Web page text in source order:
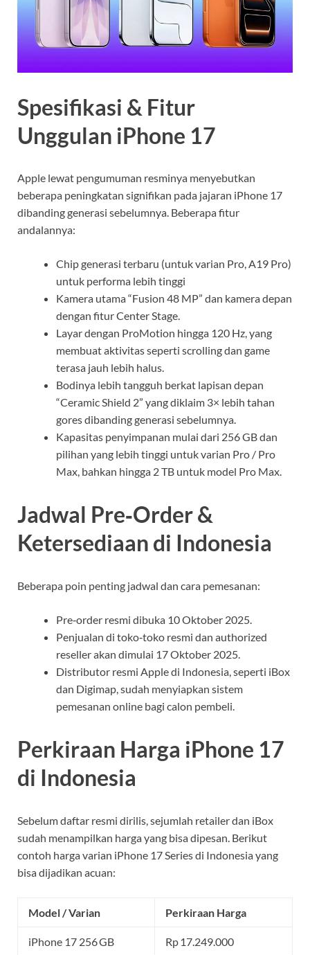
Spesifikasi & Fitur
Unggulan iPhone 17
Apple lewat pengumuman resminya menyebutkan
beberapa peningkatan signifikan pada jajaran iPhone 17
dibanding generasi sebelumnya. Beberapa fitur
andalannya:
Chip generasi terbaru (untuk varian Pro, A19 Pro)
untuk performa lebih tinggi
Kamera utama “Fusion 48 MP” dan kamera depan
dengan fitur Center Stage.
Layar dengan ProMotion hingga 120 Hz, yang
membuat aktivitas seperti scrolling dan game
terasa jauh lebih halus.
Bodinya lebih tangguh berkat lapisan depan
“Ceramic Shield 2” yang diklaim 3× lebih tahan
gores dibanding generasi sebelumnya.
Kapasitas penyimpanan mulai dari 256 GB dan
pilihan yang lebih tinggi untuk varian Pro / Pro
Max, bahkan hingga 2 TB untuk model Pro Max.
Jadwal Pre‑Order &
Ketersediaan di Indonesia
Beberapa poin penting jadwal dan cara pemesanan:
Pre‑order resmi dibuka 10 Oktober 2025.
Penjualan di toko‑toko resmi dan authorized
reseller akan dimulai 17 Oktober 2025.
Distributor resmi Apple di Indonesia, seperti iBox
dan Digimap, sudah menyiapkan sistem
pemesanan online bagi calon pembeli.
Perkiraan Harga iPhone 17
di Indonesia
Sebelum daftar resmi dirilis, sejumlah retailer dan iBox
sudah menampilkan harga yang bisa dipesan. Berikut
contoh harga varian iPhone 17 Series di Indonesia yang
bisa dijadikan acuan:
Model / Varian Perkiraan Harga
iPhone 17 256 GB Rp 17.249.000